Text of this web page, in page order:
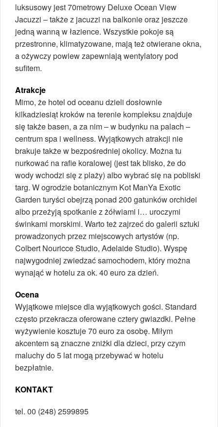
luksusowy jest 70­metrowy Deluxe Ocean View
Jacuzzi – także z jacuzzi na balkonie oraz jeszcze
jedną wanną w łazience. Wszystkie pokoje są
przestronne, klimatyzowane, mają też otwierane okna,
a ożywczy powiew zapewniają wentylatory pod
sufitem.
Atrakcje
Mimo, że hotel od oceanu dzieli dosłownie
kilkadziesiąt kroków na terenie kompleksu znajduje
się także basen, a za nim – w budynku na palach –
centrum spa i wellness. Wyjątkowych atrakcji nie
brakuje także w bezpośredniej okolicy. Można tu
nurkować na rafie koralowej (jest tak blisko, że do
wody wchodzi się z plaży) albo wybrać się na pobliski
targ. W ogrodzie botanicznym Kot Man­Ya Exotic
Garden turyści obejrzą ponad 200 gatunków orchidei
albo przeżyją spotkanie z żółwiami i… uroczymi
świnkami morskimi. Warto też zajrzeć do galerii sztuki
prowadzonych przez miejscowych artystów (np.
Colbert Nouricce Studio, Adelaide Studio). Wyspę
najwygodniej zwiedzać samochodem, który można
wynająć w hotelu za ok. 40 euro za dzień.
Ocena
Wyjątkowe miejsce dla wyjątkowych gości. Standard
często przekracza oferowane cztery gwiazdki. Pełne
wyżywienie kosztuje 70 euro za osobę. Miłym
akcentem są znaczne zniżki dla dzieci, przy czym
maluchy do 5 lat mogą przebywać w hotelu
bezpłatnie.
KONTAKT
tel. 00 (248) 2599895